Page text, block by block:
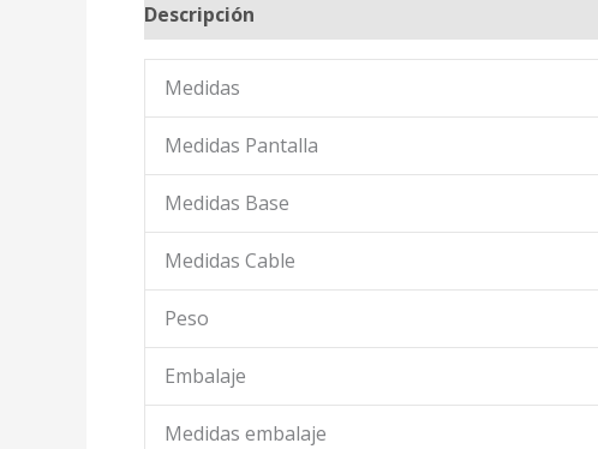
Descripción
Medidas
Medidas Pantalla
Medidas Base
Medidas Cable
Peso
Embalaje
Medidas embalaje